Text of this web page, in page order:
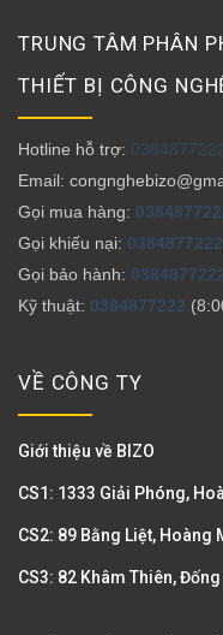
TRUNG TÂM PHÂN
THIẾT BỊ CÔNG
Hotline hỗ trợ:
Email:
Gọi mua hàng:
Gọi khiếu nại: 0384877222
Gọi bảo hành:
Kỹ thuật: 0384877222
VỀ CÔNG TY
Giới thiệu về BIZO
CS1: 1333 Giải Phóng,
CS2: 89 Bằng Liệt, Hoàng
CS3: 82 Khâm Thiên,